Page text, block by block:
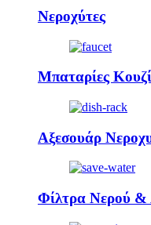
Νεροχύτες
Μπαταρίες
Αξεσουάρ
Φίλτρα Νερού &